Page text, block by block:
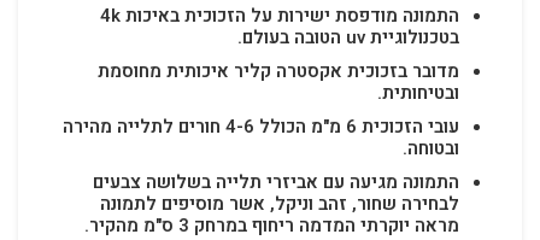
התמונה מודפסת ישירות על הזכוכית באיכות 4k
בטכנולוגיית uv הטובה בעולם.
מדובר בזכוכית אקסטרה קליר איכותית מחוסמת
ובטיחותית.
עובי הזכוכית 6 מ"מ הכולל 4-6 חורים לתלייה מהירה
ובטוחה.
התמונה מגיעה עם אביזרי תלייה בשלושה צבעים
לבחירה שחור, זהב וניקל, אשר מוסיפים לתמונה
מראה יוקרתי המדמה ריחוף במרחק 3 ס"מ מהקיר.